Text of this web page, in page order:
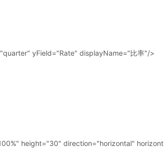
yField="Rate" displayName="比率"/>
height="30" direction="horizontal" horizont